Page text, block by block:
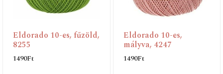
Eldorado 10-es, fűzöld,
8255
1490Ft
Eldorado 10-es,
mályva, 4247
1490Ft